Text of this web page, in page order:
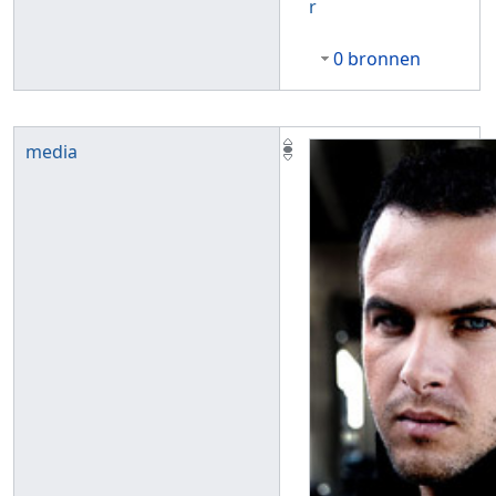
r
0 bronnen
media